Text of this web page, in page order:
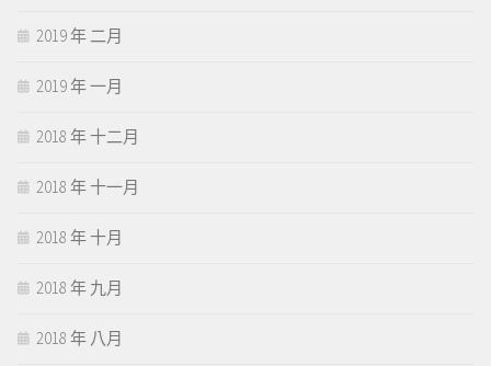
2019 年 二月
2019 年 一月
2018 年 十二月
2018 年 十一月
2018 年 十月
2018 年 九月
2018 年 八月